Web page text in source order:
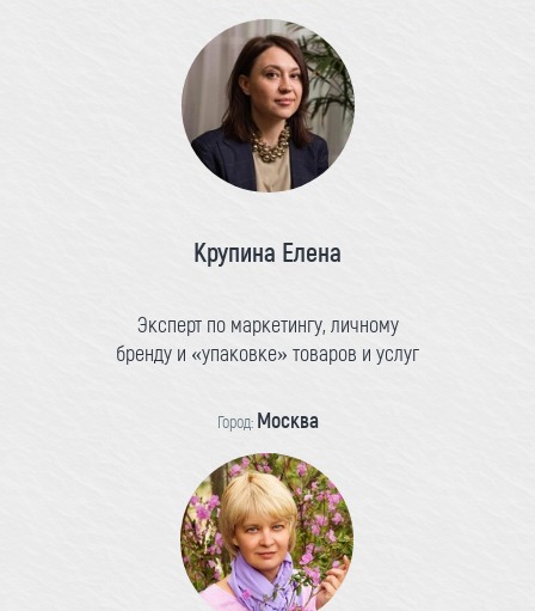
Крупина Елена
Эксперт по маркетингу, личному
бренду и «упаковке» товаров и услуг
Город: Москва